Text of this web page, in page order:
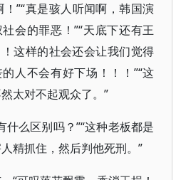
！”“真是骇人听闻啊，韩国演
会的罪恶！”“天底下还有王
这样的社会还会让我们觉得
人不会有好下场！！！”“这
太对不起观众了。”
什么区别吗？”“这种老板都是
精抓住，然后判他死刑。”